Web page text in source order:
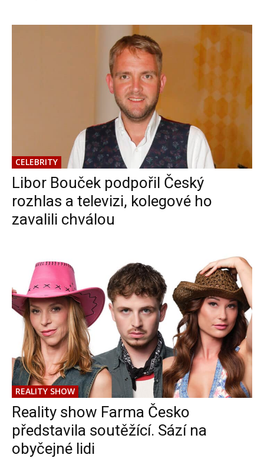
CELEBRITY
Libor Bouček podpořil Český
rozhlas a televizi, kolegové ho
zavalili chválou
REALITY SHOW
Reality show Farma Česko
představila soutěžící. Sází na
obyčejné lidi